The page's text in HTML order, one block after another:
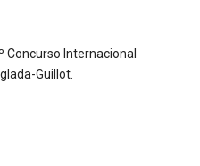
Concurso Internacional
Guillot.